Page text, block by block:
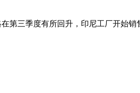
第三季度有所回升，印尼工厂开始